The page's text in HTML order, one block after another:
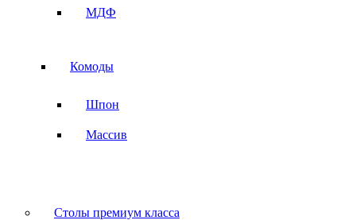
МДФ
Комоды
Шпон
Массив
Столы премиум класса